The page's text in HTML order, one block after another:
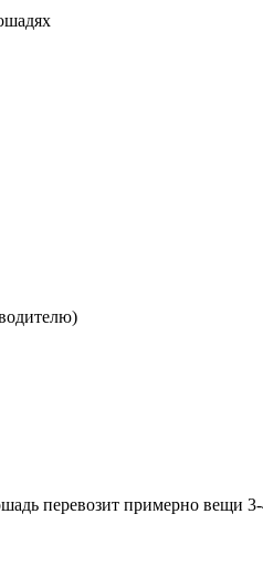
перевозит примерно вещи